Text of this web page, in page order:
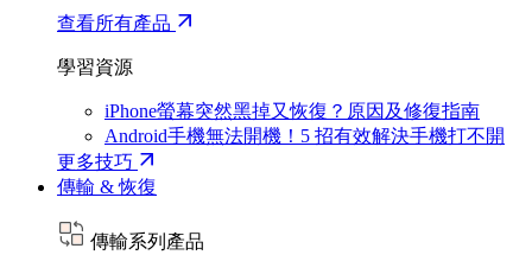
查看所有產品
學習資源
iPhone螢幕突然黑掉又恢復？原因及修復指南
Android手機無法開機！5 招有效解決手機打不開
更多技巧
傳輸 & 恢復
傳輸系列產品